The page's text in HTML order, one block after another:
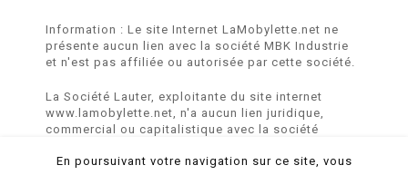
Information : Le site Internet LaMobylette.net ne
présente aucun lien avec la société MBK Industrie
et n'est pas affiliée ou autorisée par cette société.
La Société Lauter, exploitante du site internet
www.lamobylette.net, n'a aucun lien juridique,
commercial ou capitalistique avec la société
marques SOLEX, VELOSOLEX, SOLEXINE et E-
En poursuivant votre navigation sur ce site, vous